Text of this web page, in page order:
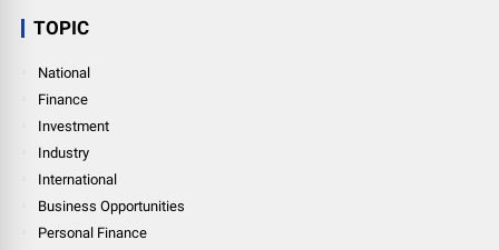
TOPIC
National
Finance
Investment
Industry
International
Business Opportunities
Personal Finance